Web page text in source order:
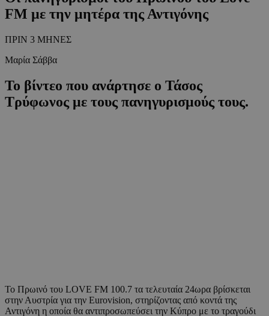
FM με την μητέρα της Αντιγόνης
ΠΡΙΝ 3 ΜΗΝΕΣ
Μαρία Σάββα
Το βίντεο που ανάρτησε ο Τάσος
Τρύφωνος με τους πανηγυρισμούς τους.
Το Πρωινό του LOVE FM 100.7 τα τελευταία 24ωρα βρίσκεται
στην Αυστρία για την Eurovision, στηρίζοντας από κοντά της
Αντιγόνη η οποία θα αντιπροσωπεύσει την Κύπρο με το τραγούδι